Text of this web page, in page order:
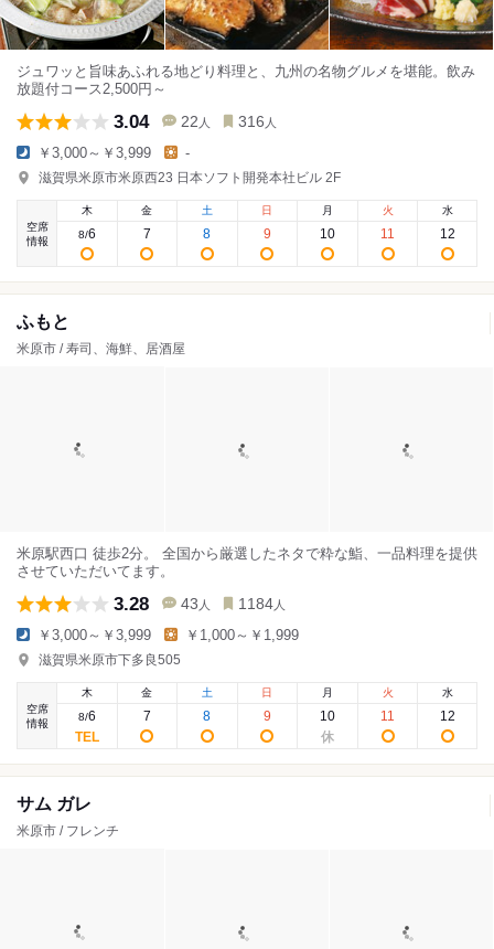
ジュワッと旨味あふれる地どり料理と、九州の名物グルメを堪能。飲み
放題付コース2,500円～
3.04 22 人 316 人
￥3,000～￥3,999 -
滋賀県米原市米原西23 日本ソフト開発本社ビル 2F
空席
情報
木
8/6
金
7
土
8
日
9
月
10
火
11
水
12
ふもと
米原市 / 寿司、海鮮、居酒屋
米原駅西口 徒歩2分。 全国から厳選したネタで粋な鮨、一品料理を提供
させていただいてます。
3.28 43 人 1184 人
￥3,000～￥3,999 ￥1,000～￥1,999
滋賀県米原市下多良505
空席
情報
木
8/6
金
7
土
8
日
9
月
10
火
11
水
12
サム ガレ
米原市 / フレンチ